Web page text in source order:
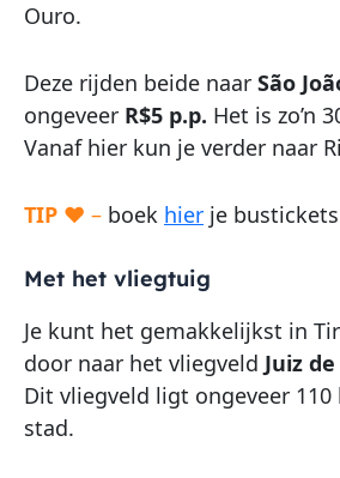
Ouro.
Deze rijden beide naar São
ongeveer R$5 p.p. Het is zo’n
Vanaf hier kun je verder naar
TIP ♥ – boek hier je
Met het vliegtuig
Je kunt het gemakkelijkst in
door naar het vliegveld Juiz
Dit vliegveld ligt ongeveer
stad.